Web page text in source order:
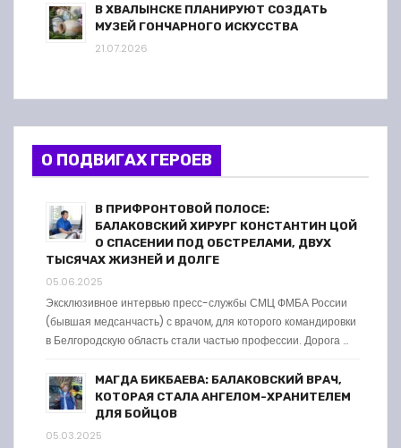
В ХВАЛЫНСКЕ ПЛАНИРУЮТ СОЗДАТЬ
МУЗЕЙ ГОНЧАРНОГО ИСКУССТВА
21.07.2026
О ПОДВИГАХ ГЕРОЕВ
В ПРИФРОНТОВОЙ ПОЛОСЕ:
БАЛАКОВСКИЙ ХИРУРГ КОНСТАНТИН ЦОЙ
О СПАСЕНИИ ПОД ОБСТРЕЛАМИ, ДВУХ
ТЫСЯЧАХ ЖИЗНЕЙ И ДОЛГЕ
05.06.2025
Эксклюзивное интервью пресс-службы СМЦ ФМБА России
(бывшая медсанчасть) с врачом, для которого командировки
в Белгородскую область стали частью профессии. Дорога …
МАГДА БИКБАЕВА: БАЛАКОВСКИЙ ВРАЧ,
КОТОРАЯ СТАЛА АНГЕЛОМ-ХРАНИТЕЛЕМ
ДЛЯ БОЙЦОВ
05.03.2025